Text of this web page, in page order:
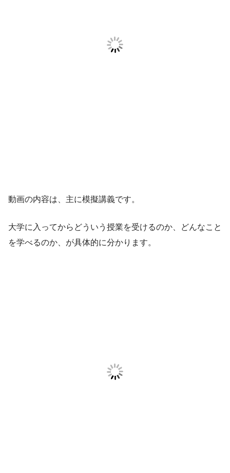
動画の内容は、主に模擬講義です。
大学に入ってからどういう授業を受けるのか、どんなこと
を学べるのか、が具体的に分かります。